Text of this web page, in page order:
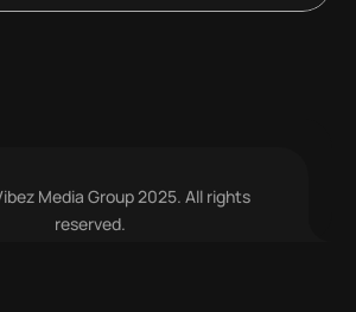
Media Group 2025. All rights
reserved.